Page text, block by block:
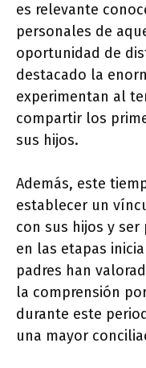
es relevante
personales de
oportunidad de
destacado la
experimentan al
compartir los
sus hijos.
Además, este
establecer un
con sus hijos y
en las etapas
padres han
la comprensión
durante este
una mayor